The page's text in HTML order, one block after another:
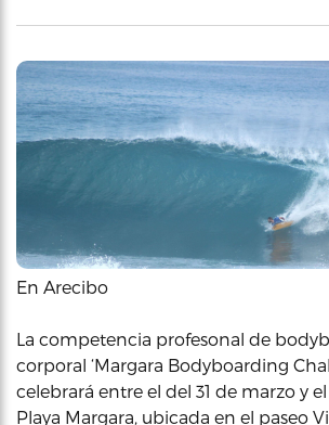
En Arecibo
La competencia profesonal de
corporal ‘Margara Bodyboarding
celebrará entre el del 31 de marzo y
Playa Margara, ubicada en el paseo